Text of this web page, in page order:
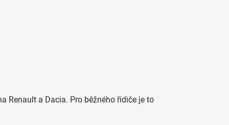
Renault a Dacia. Pro běžného řidiče je to